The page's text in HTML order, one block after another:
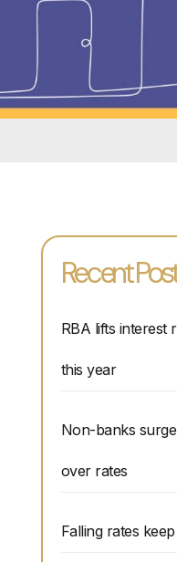
Recent
RBA lifts interest
this year
Non-banks
over rates
Falling rates